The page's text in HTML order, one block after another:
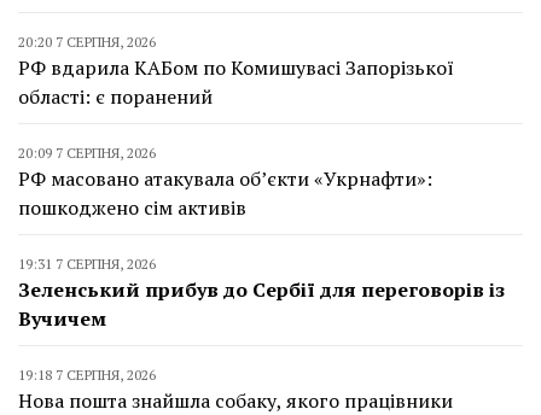
20:20 7 СЕРПНЯ, 2026
РФ вдарила КАБом по Комишувасі Запорізької
області: є поранений
20:09 7 СЕРПНЯ, 2026
РФ масовано атакувала об’єкти «Укрнафти»:
пошкоджено сім активів
19:31 7 СЕРПНЯ, 2026
Зеленський прибув до Сербії для переговорів із
Вучичем
19:18 7 СЕРПНЯ, 2026
Нова пошта знайшла собаку, якого працівники